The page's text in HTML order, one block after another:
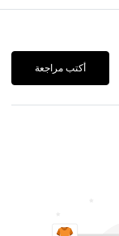
أكتب مراجعة